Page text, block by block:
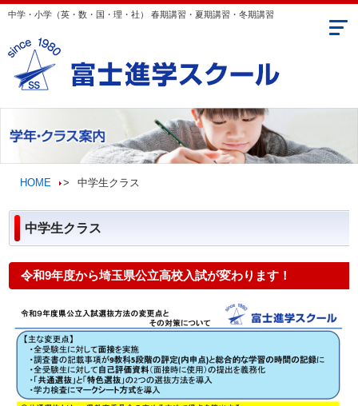
中学・小学（英・数・国・理・社） 春期講習・夏期講習・冬期講習
コンセプト
学年・クラス案内
お問い合わせ
動画CM＆折込チラシ
HOME > 中学生クラス
中学生クラス
令和9年度から埼玉県公立高校入試が変わります！